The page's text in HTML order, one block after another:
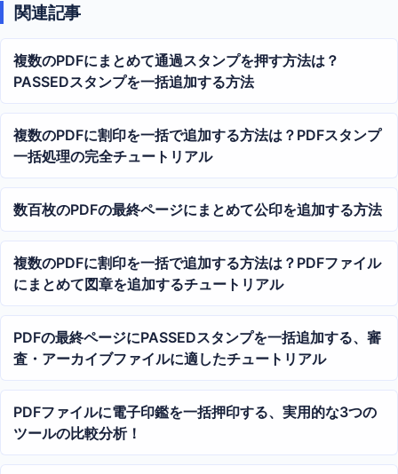
関連記事
複数のPDFにまとめて通過スタンプを押す方法は？
PASSEDスタンプを一括追加する方法
複数のPDFに割印を一括で追加する方法は？PDFスタンプ
一括処理の完全チュートリアル
数百枚のPDFの最終ページにまとめて公印を追加する方法
複数のPDFに割印を一括で追加する方法は？PDFファイル
にまとめて図章を追加するチュートリアル
PDFの最終ページにPASSEDスタンプを一括追加する、審
査・アーカイブファイルに適したチュートリアル
PDFファイルに電子印鑑を一括押印する、実用的な3つの
ツールの比較分析！